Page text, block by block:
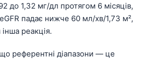
до 1,32 мг/дл протягом 6 місяців,
падає нижче 60 мл/хв/1,73 м²,
інша реакція.
референтні діапазони — це